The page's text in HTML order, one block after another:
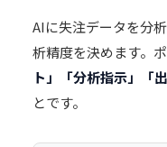
AIに失注データを分
析精度を決めます。
ト」「分析指示」「
とです。